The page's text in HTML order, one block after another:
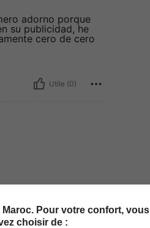
adorno porque
su publicidad, he
cero de cero
Utile (0)
Maroc. Pour votre confort, vous
choisir de :